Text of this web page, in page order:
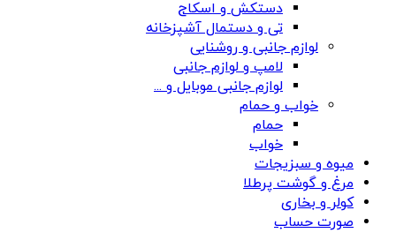
دستکش و اسکاج
تی و دستمال آشپزخانه
لوازم جانبی و روشنایی
لامپ و لوازم جانبی
لوازم جانبی موبایل و ...
خواب و حمام
حمام
خواب
میوه و سبزیجات
مرغ و گوشت پرطلا
کولر و بخاری
صورت حساب